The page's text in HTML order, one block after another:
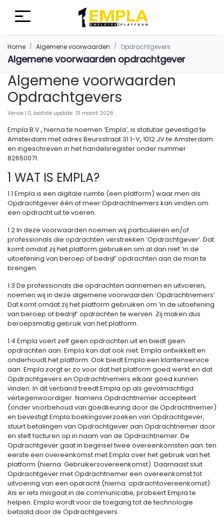
Home Algemene voorwaarden Opdrachtgevers
Algemene voorwaarden opdrachtgever
Algemene voorwaarden
Opdrachtgevers
Versie 1.0, laatste update: 31 maart 2026
Empla B.V., hierna te noemen ‘Empla’, is statutair gevestigd te
Amsterdam met adres Beursstraat 31 1-V, 1012 JV te Amsterdam
en ingeschreven in het handelsregister onder nummer
82650071.
1 WAT IS EMPLA?
1.1 Empla is een digitale ruimte (een platform) waar men als
Opdrachtgever één of meer Opdrachtnemers kan vinden om
een opdracht uit te voeren.
1.2 In deze voorwaarden noemen wij particulieren en/of
professionals die opdrachten verstrekken ‘Opdrachtgever’. Dat
komt omdat zij het platform gebruiken om al dan niet ‘in de
uitoefening van beroep of bedrijf’ opdrachten aan de man te
brengen.
1.3 De professionals die opdrachten aannemen en uitvoeren,
noemen wij in deze algemene voorwaarden ‘Opdrachtnemers’.
Dat komt omdat zij het platform gebruiken om ‘in de uitoefening
van beroep of bedrijf’ opdrachten te werven. Zij maken dus
beroepsmatig gebruik van het platform.
1.4 Empla voert zelf geen opdrachten uit en biedt geen
opdrachten aan. Empla kan dat ook niet. Empla ontwikkelt en
onderhoudt het platform. Ook biedt Empla een klantenservice
aan. Empla zorgt er zo voor dat het platform goed werkt en dat
Opdrachtgevers en Opdrachtnemers elkaar goed kunnen
vinden. In dit verband treedt Empla op als gevolmachtigd
vertegenwoordiger. Namens Opdrachtnemer accepteert
(onder voorbehoud van goedkeuring door de Opdrachtnemer)
en bevestigt Empla boekingsverzoeken van Opdrachtgever,
stuurt betalingen van Opdrachtgever aan Opdrachtnemer door
en stelt facturen op in naam van de Opdrachtnemer. De
Opdrachtgever gaat in beginsel twee overeenkomsten aan: ten
eerste een overeenkomst met Empla over het gebruik van het
platform (hierna: Gebruikersovereenkomst). Daarnaast sluit
Opdrachtgever met Opdrachtnemer een overeenkomst tot
uitvoering van een opdracht (hierna: opdrachtovereenkomst).
Als er iets misgaat in de communicatie, probeert Empla te
helpen. Empla wordt voor de toegang tot de technologie
betaald door de Opdrachtgevers.